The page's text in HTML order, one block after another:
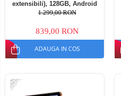
extensibili), 128GB, Android
16, Unisoc T7250, 8300mAh,
SIM
1.299,00 RON
839,00 RON
ADAUGA IN COS
-35%